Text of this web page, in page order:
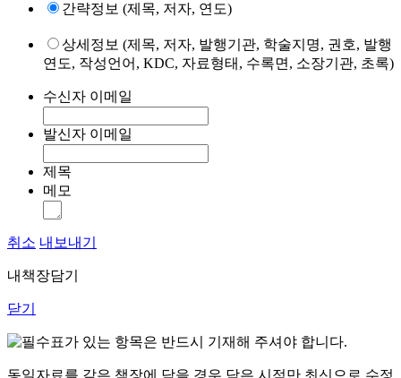
간략정보 (제목, 저자, 연도)
상세정보 (제목, 저자, 발행기관, 학술지명, 권호, 발행
연도, 작성언어, KDC, 자료형태, 수록면, 소장기관, 초록)
수신자 이메일
발신자 이메일
제목
메모
취소 내보내기
내책장담기
닫기
표가 있는 항목은 반드시 기재해 주셔야 합니다.